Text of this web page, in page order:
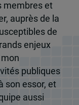
membres et
auprès de la
de
enjeux
publiques
son essor, et
aussi